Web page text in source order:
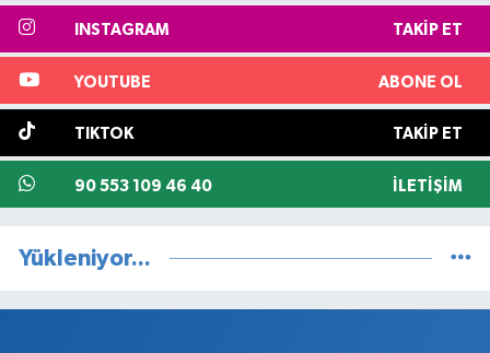
INSTAGRAM TAKIP ET
YOUTUBE ABONE OL
TIKTOK TAKIP ET
90 553 109 46 40 İLETIŞIM
Yükleniyor...